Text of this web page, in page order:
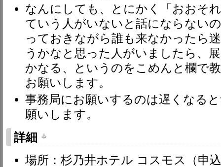
なんにしても、とにかく「おおそ
ていう人がいないと話にならない
っておきながら誰も来なかったら
うかなと思った人がいましたら、
かなる、というのをこめんと欄で
お願いします。
事務局にお願いするのは遅くなる
願いします。
詳細
場所：杉乃井ホテル コスモス（申